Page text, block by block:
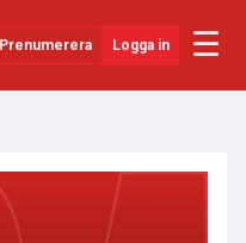
Prenumerera Logga in ☰